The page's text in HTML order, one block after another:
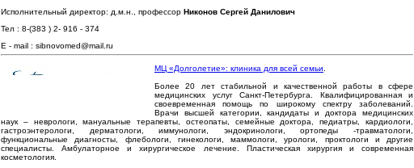
Исполнительный директор: д.м.н., профессор Никонов Сергей Данилович
Тел : 8-(383 ) 2- 916 - 374
E - mail : sibnovomed@mail.ru
МЦ «Долголетие»: клиника для всей семьи
Более 20 лет стабильной и качественной работы в сфере
медицинских услуг Санкт-Петербурга. Квалифицированная и
своевременная помощь по широкому спектру заболеваний.
Врачи высшей категории, кандидаты и доктора медицинских
наук – неврологи, мануальные терапевты, остеопаты, семейные доктора, педиатры, кардиологи,
гастроэнтерологи, дерматологи, иммунологи, эндокринологи, ортопеды -травматологи,
функциональные диагносты, флебологи, гинекологи, маммологи, урологи, проктологи и другие
специалисты. Амбулаторное и хирургическое лечение. Пластическая хирургия и современная
косметология.